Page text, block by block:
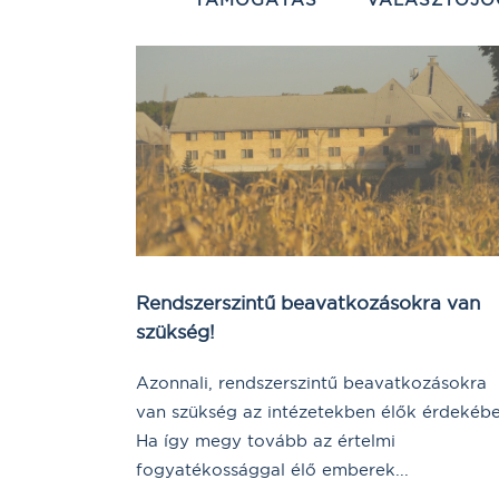
Rendszerszintű beavatkozásokra van
szükség!
Azonnali, rendszerszintű beavatkozásokra
van szükség az intézetekben élők
Ha így megy tovább az értelmi
fogyatékossággal élő emberek...